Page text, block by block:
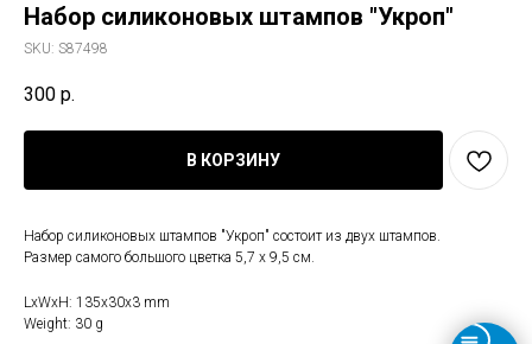
Набор силиконовых штампов "Укроп"
SKU: S87498
300 р.
В КОРЗИНУ
Набор силиконовых штампов "Укроп" состоит из двух штампов.
Размер самого большого цветка 5,7 х 9,5 см.
LxWxH: 135x30x3 mm
Weight: 30 g